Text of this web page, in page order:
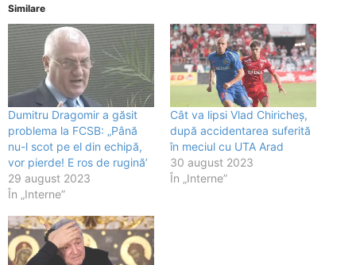
Similare
Dumitru Dragomir a găsit
problema la FCSB: „Până
nu-l scot pe el din echipă,
vor pierde! E ros de rugină’
29 august 2023
În „Interne”
Cât va lipsi Vlad Chiricheș,
după accidentarea suferită
în meciul cu UTA Arad
30 august 2023
În „Interne”